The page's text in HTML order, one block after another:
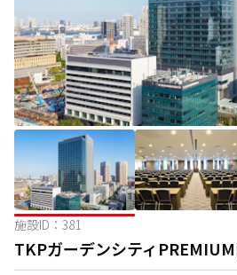
施設ID： 381
TKPガーデンシティ